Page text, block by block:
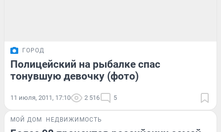
ГОРОД
Полицейский на рыбалке спас
тонувшую девочку (фото)
11 июля, 2011, 17:10 2 516 5
МОЙ ДОМ НЕДВИЖИМОСТЬ